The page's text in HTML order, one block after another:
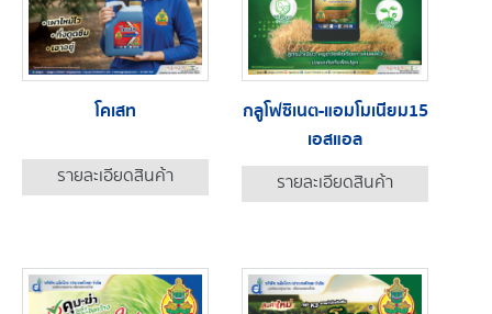
โคเสท
รายละเอียดสินค้า
กลูโฟซิเนต-แอมโมเนียม15
เอสแอล
รายละเอียดสินค้า